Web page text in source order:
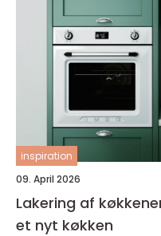
inspiration
09. April 2026
Lakering af køkkener
et nyt køkken